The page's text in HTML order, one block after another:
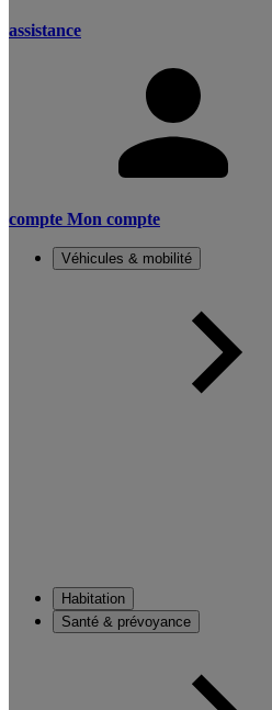
assistance
compte Mon compte
Véhicules & mobilité
Habitation
Santé & prévoyance